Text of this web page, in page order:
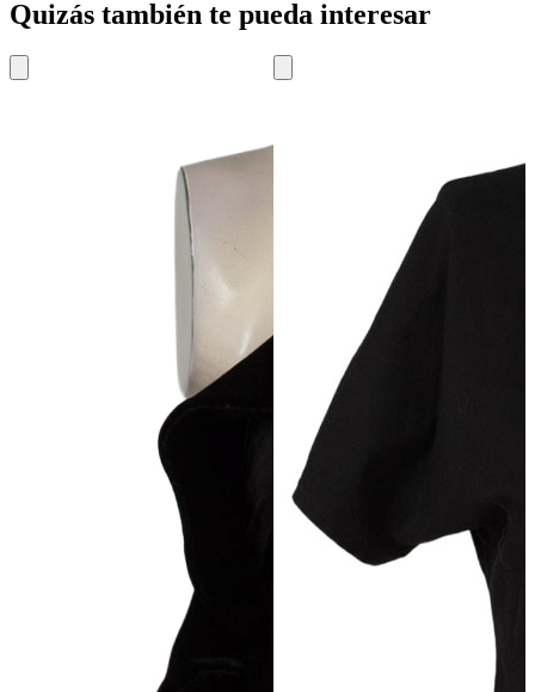
Quizás también te pueda interesar